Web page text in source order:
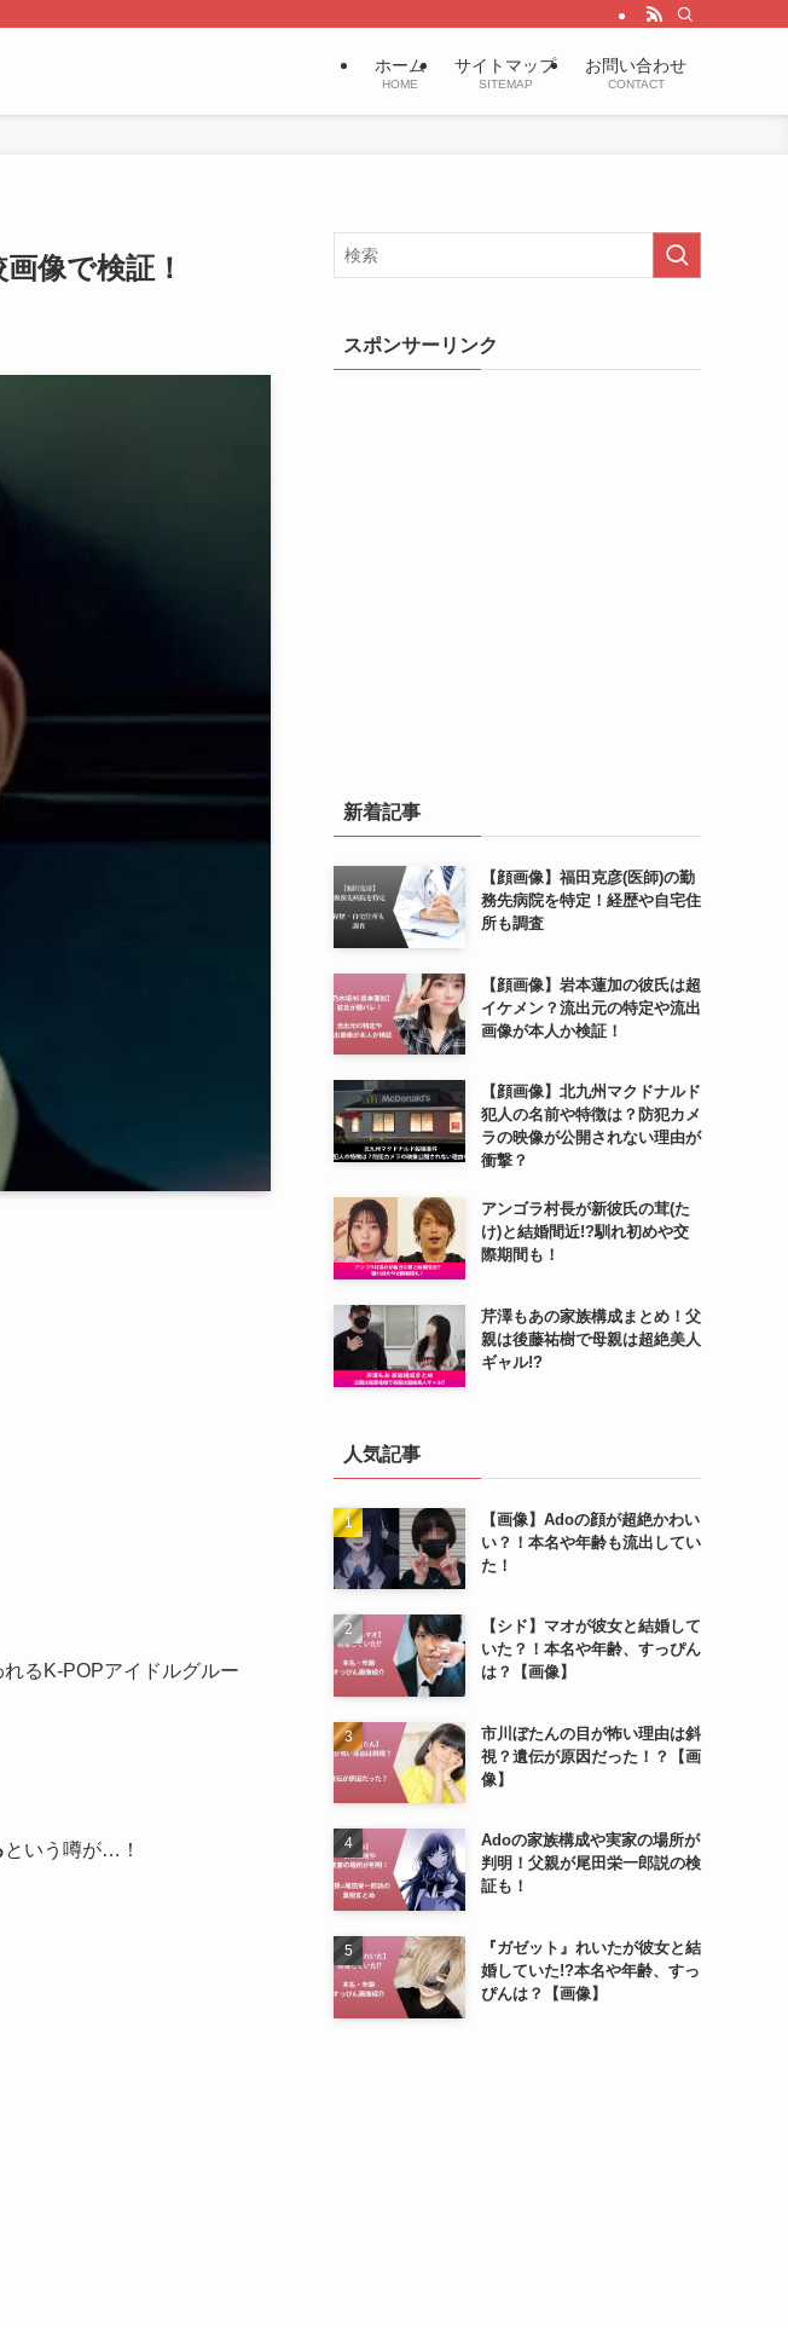
ホーム
HOME
サイトマップ
SITEMAP
お問い合わせ
CONTACT
像で検証！
るK-POPアイドルグルー
という噂が…！
スポンサーリンク
新着記事
【顔画像】福田克彦(医師)の勤
務先病院を特定！経歴や自宅住
所も調査
【顔画像】岩本蓮加の彼氏は超
イケメン？流出元の特定や流出
画像が本人か検証！
【顔画像】北九州マクドナルド
犯人の名前や特徴は？防犯カメ
ラの映像が公開されない理由が
衝撃？
アンゴラ村長が新彼氏の茸(た
け)と結婚間近!?馴れ初めや交
際期間も！
芹澤もあの家族構成まとめ！父
親は後藤祐樹で母親は超絶美人
ギャル!?
人気記事
【画像】Adoの顔が超絶かわい
い？！本名や年齢も流出してい
た！
【シド】マオが彼女と結婚して
いた？！本名や年齢、すっぴん
は？【画像】
市川ぼたんの目が怖い理由は斜
視？遺伝が原因だった！？【画
像】
Adoの家族構成や実家の場所が
判明！父親が尾田栄一郎説の検
証も！
『ガゼット』れいたが彼女と結
婚していた!?本名や年齢、すっ
ぴんは？【画像】